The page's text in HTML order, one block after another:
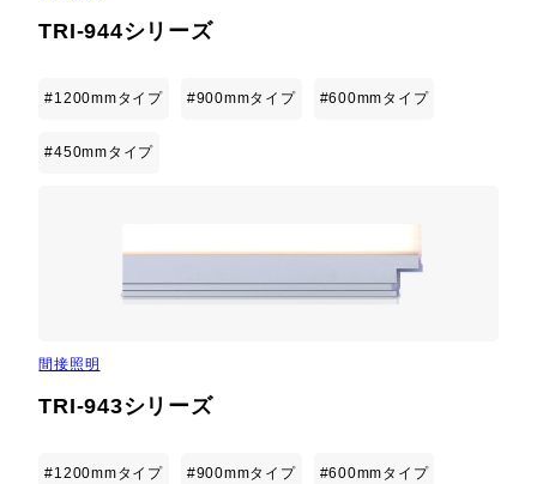
TRI-944シリーズ
#1200mmタイプ #900mmタイプ #600mmタイプ
#450mmタイプ
間接照明
TRI-943シリーズ
#1200mmタイプ #900mmタイプ #600mmタイプ